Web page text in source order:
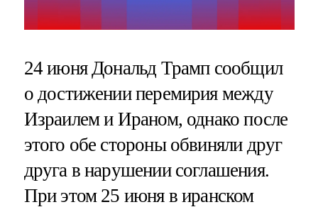
24 июня Дональд Трамп сообщил
о достижении перемирия между
Израилем и Ираном, однако после
этого обе стороны обвиняли друг
друга в нарушении соглашения.
При этом 25 июня в иранском